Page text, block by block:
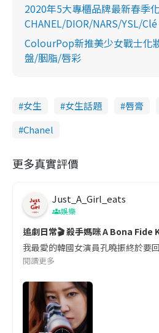
2020年5大專櫃品牌最新春季
CHANEL/DIOR/NARS/YSL/
ColourPop新推美少女戰士化
盤/胭脂/唇彩
女生 女生話題 唇膏
Chanel
更多真實評價
Just_A_Girl_eats
娛樂
追劇日常🎬 殺手媽咪 A Bona Fide
我最愛的韓國女演員孔曉振終於要
閱讀更多